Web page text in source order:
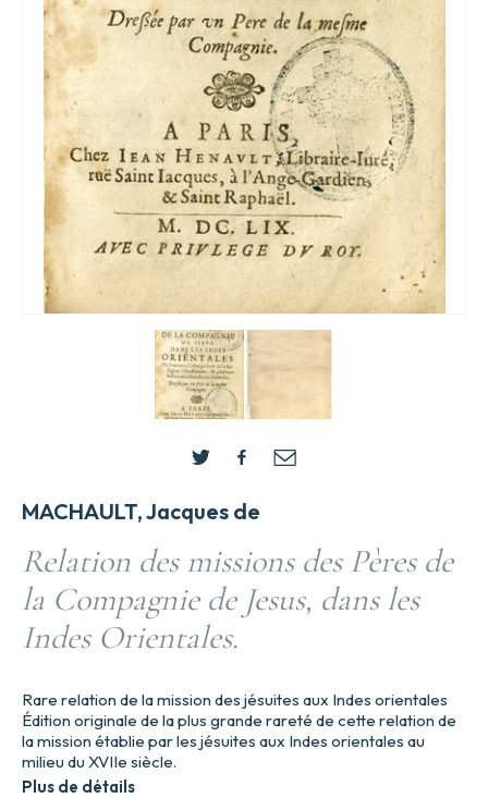
MACHAULT, Jacques de
Relation des missions des Pères de
la Compagnie de Jesus, dans les
Indes Orientales.
Rare relation de la mission des jésuites aux Indes orientales
Édition originale de la plus grande rareté de cette relation de
la mission établie par les jésuites aux Indes orientales au
milieu du XVIIe siècle.
Plus de détails